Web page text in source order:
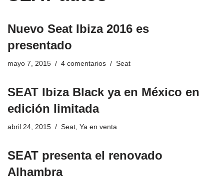
Nuevo Seat Ibiza 2016 es
presentado
mayo 7, 2015 4 comentarios Seat
SEAT Ibiza Black ya en México en
edición limitada
abril 24, 2015 Seat, Ya en venta
SEAT presenta el renovado
Alhambra